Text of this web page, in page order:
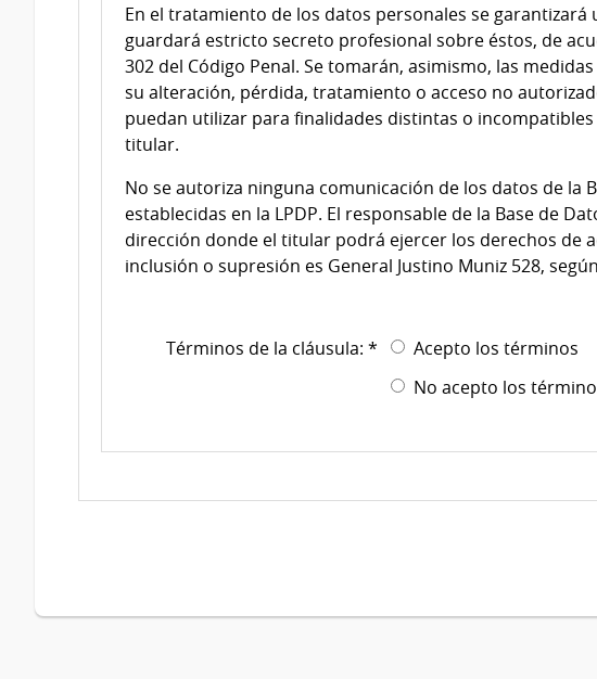
En el tratamiento de los datos personales se
guardará estricto secreto profesional sobre éstos, de
302 del Código Penal. Se tomarán, asimismo, las
su alteración, pérdida, tratamiento o acceso no
puedan utilizar para finalidades distintas o
titular.
No se autoriza ninguna comunicación de los datos de la
establecidas en la LPDP. El responsable de la Base de
dirección donde el titular podrá ejercer los derechos de
inclusión o supresión es General Justino Muniz 528,
Términos de la cláusula: *
Acepto los términos
No acepto los